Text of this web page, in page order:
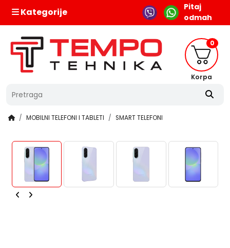
Kategorije
Pitaj
odmah
0
Korpa
MOBILNI TELEFONI I TABLETI SMART TELEFONI